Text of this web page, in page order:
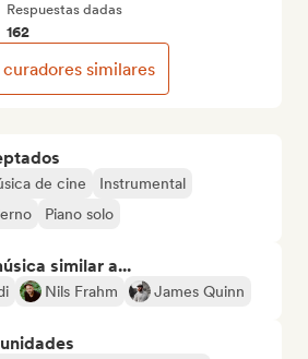
de cine
Instrumental
Piano solo
similar a...
Nils Frahm James Quinn
Respuestas dadas
162
similares